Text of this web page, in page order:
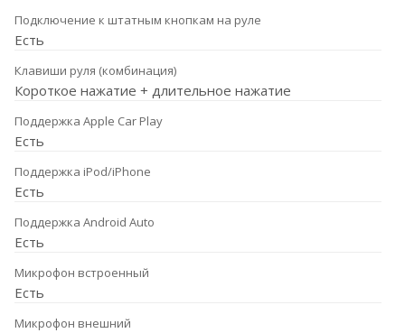
Подключение к штатным кнопкам на руле
Есть
Клавиши руля (комбинация)
Короткое нажатие + длительное нажатие
Поддержка Apple Car Play
Есть
Поддержка iPod/iPhone
Есть
Поддержка Android Auto
Есть
Микрофон встроенный
Есть
Микрофон внешний